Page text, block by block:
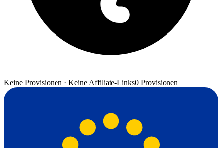
Keine Provisionen · Keine Affiliate-Links0 Provisionen